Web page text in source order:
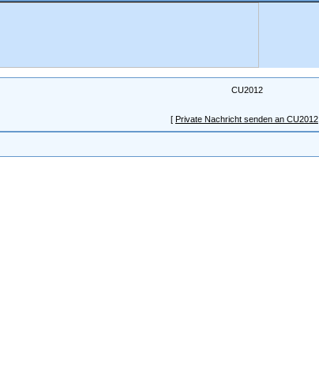
CU2012
[ Private Nachricht senden an CU2012